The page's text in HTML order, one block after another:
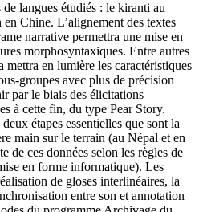
langues étudiés : le kiranti au
Chine. L’alignement des textes
narrative permettra une mise en
morphosyntaxiques. Entre autres
mettra en lumière les caractéristiques
groupes avec plus de précision
par le biais des élicitations
à cette fin, du type Pear Story.
étapes essentielles que sont la
main sur le terrain (au Népal et en
de ces données selon les règles de
en forme informatique). Les
de gloses interlinéaires, la
entre son et annotation